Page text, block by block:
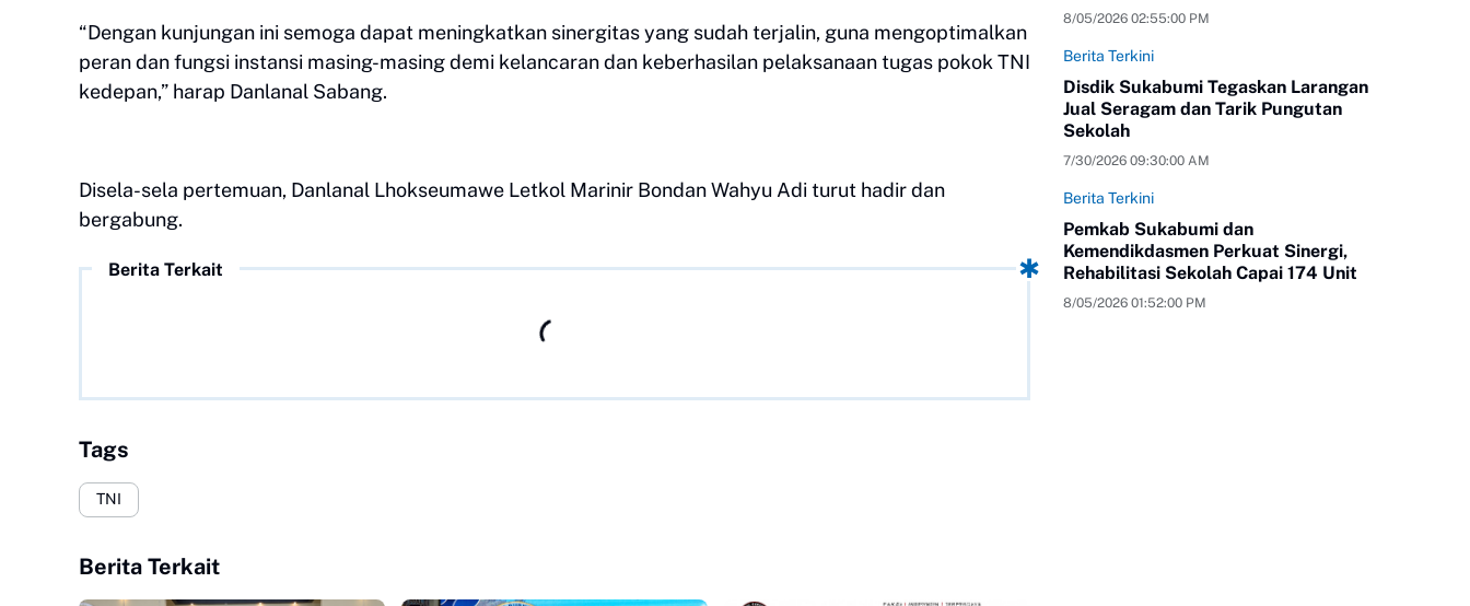
“Dengan kunjungan ini semoga dapat meningkatkan sinergitas yang sudah terjalin, guna mengoptimalkan
peran dan fungsi instansi masing-masing demi kelancaran dan keberhasilan pelaksanaan tugas pokok TNI
kedepan,” harap Danlanal Sabang.
Disela-sela pertemuan, Danlanal Lhokseumawe Letkol Marinir Bondan Wahyu Adi turut hadir dan
bergabung.
Berita Terkait
Tags
TNI
Berita Terkait
8/05/2026 02:55:00 PM
Berita Terkini
Disdik Sukabumi Tegaskan Larangan
Jual Seragam dan Tarik Pungutan
Sekolah
7/30/2026 09:30:00 AM
Berita Terkini
Pemkab Sukabumi dan
Kemendikdasmen Perkuat Sinergi,
Rehabilitasi Sekolah Capai 174 Unit
8/05/2026 01:52:00 PM